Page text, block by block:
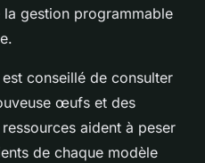
gestion programmable
conseillé de consulter
œufs et des
aident à peser
de chaque modèle